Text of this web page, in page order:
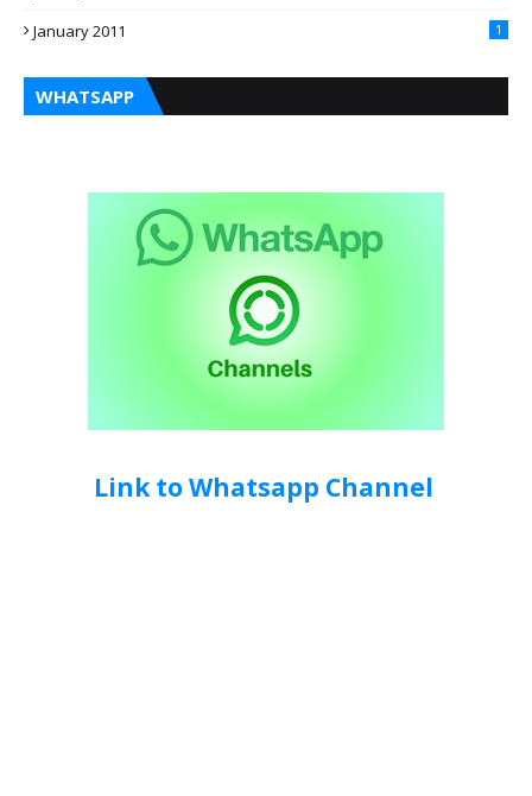
January 2011 1
WHATSAPP
Link to Whatsapp Channel